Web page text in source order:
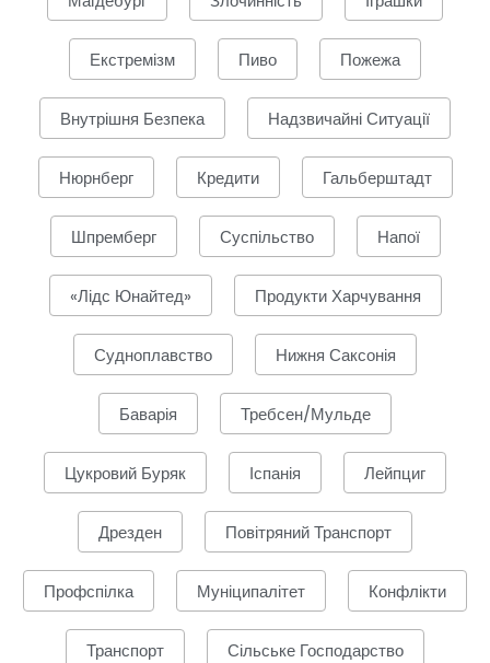
Екстремізм Пиво Пожежа
Внутрішня Безпека Надзвичайні Ситуації
Нюрнберг Кредити Гальберштадт
Шпремберг Суспільство Напої
«Лідс Юнайтед» Продукти Харчування
Судноплавство Нижня Саксонія
Баварія Требсен/Мульде
Цукровий Буряк Іспанія Лейпциг
Дрезден Повітряний Транспорт
Профспілка Муніципалітет Конфлікти
Транспорт Сільське Господарство